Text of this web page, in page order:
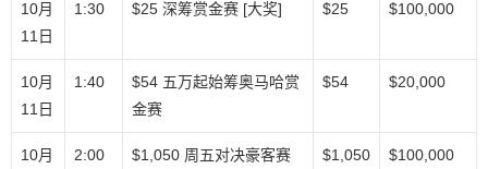
10月
11日
1:30 $25 深筹赏金赛 [大奖] $25 $100,000
10月
11日
1:40
$54 五万起始筹奥马哈赏
金赛
$54 $20,000
10月
2:00
$1,050 周五对决豪客赛
$1,050 $100,000